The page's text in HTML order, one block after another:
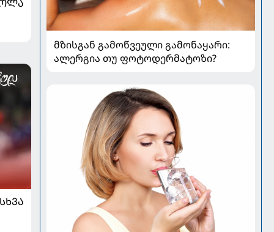
მზისგან გამოწვეული გამონაყარი:
ალერგია თუ ფოტოდერმატოზი?